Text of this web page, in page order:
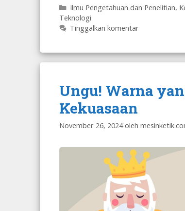
Kategori
Ilmu Pengetahuan dan Penelitian,
Teknologi
Tinggalkan komentar
Ungu! Warna
Kekuasaan
November 26, 2024 oleh